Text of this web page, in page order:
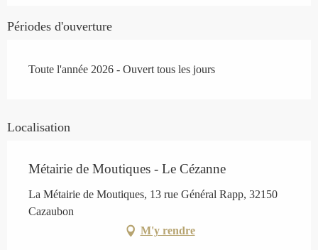
Périodes d'ouverture
Toute l'année 2026 - Ouvert tous les jours
Localisation
Métairie de Moutiques - Le Cézanne
La Métairie de Moutiques, 13 rue Général Rapp, 32150
Cazaubon
M'y rendre